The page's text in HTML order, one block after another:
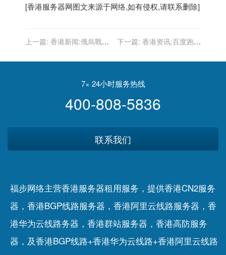
[香港服务器网图文来源于网络,如有侵权,请联系删除]
上一篇: 香港新闻:俄烏戰火
全球新能源革命｜林子傑
下一篇: 香港资讯:百度跑在
7× 24小时服务热线
400-808-5836
联系我们
福步网络主营香港服务器租用服务，提供香港CN2服务
器，香港BGP线路服务器，香港阿里云线路服务器，香
港华为云线路务器，香港群站服务器，香港高防服务
器，及香港BGP线路+香港华为云线路+香港阿里云线路